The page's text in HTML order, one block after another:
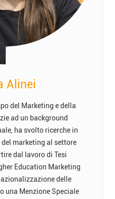
Alinei
del Marketing e della
ad un background
ha svolto ricerche in
marketing al settore
dal lavoro di Tesi
Education Marketing
delle
una Menzione Speciale